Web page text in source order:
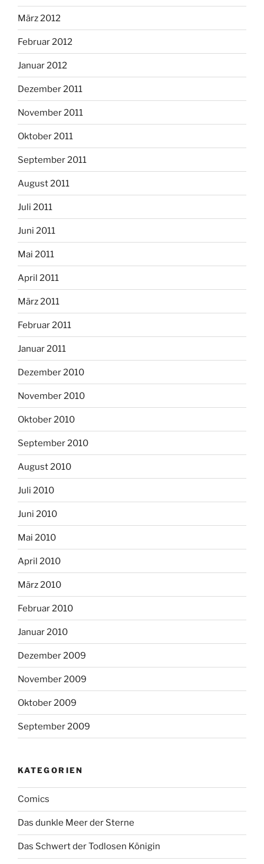
März 2012
Februar 2012
Januar 2012
Dezember 2011
November 2011
Oktober 2011
September 2011
August 2011
Juli 2011
Juni 2011
Mai 2011
April 2011
März 2011
Februar 2011
Januar 2011
Dezember 2010
November 2010
Oktober 2010
September 2010
August 2010
Juli 2010
Juni 2010
Mai 2010
April 2010
März 2010
Februar 2010
Januar 2010
Dezember 2009
November 2009
Oktober 2009
September 2009
KATEGORIEN
Comics
Das dunkle Meer der Sterne
Das Schwert der Todlosen Königin